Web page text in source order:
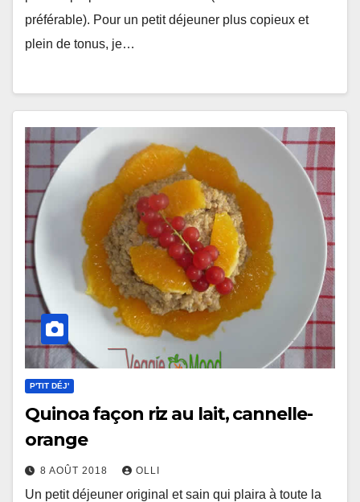
préférable). Pour un petit déjeuner plus copieux et
plein de tonus, je…
P'TIT DÉJ'
Quinoa façon riz au lait, cannelle-
orange
8 AOÛT 2018 OLLI
Un petit déjeuner original et sain qui plaira à toute la